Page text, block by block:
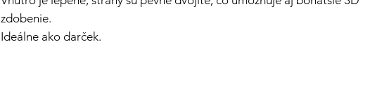
zdobenie.
Ideálne ako darček.